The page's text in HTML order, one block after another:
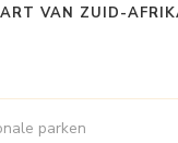
VAN ZUID-
parken